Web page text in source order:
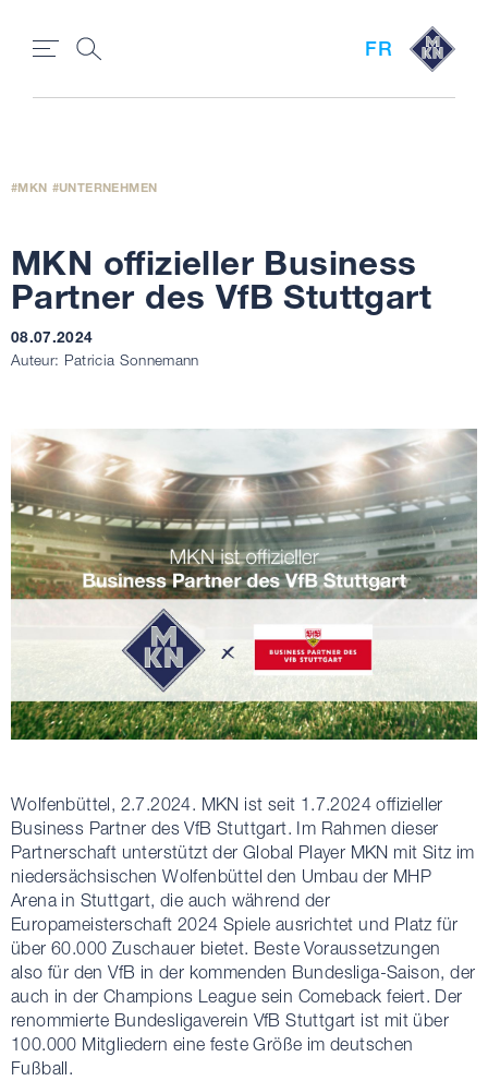
FR
MKN UNTERNEHMEN
MKN offizieller Business
Partner des VfB Stuttgart
08.07.2024
Auteur: Patricia Sonnemann
Wolfenbüttel, 2.7.2024. MKN ist seit 1.7.2024 offizieller
Business Partner des VfB Stuttgart. Im Rahmen dieser
Partnerschaft unterstützt der Global Player MKN mit Sitz im
niedersächsischen Wolfenbüttel den Umbau der MHP
Arena in Stuttgart, die auch während der
Europameisterschaft 2024 Spiele ausrichtet und Platz für
über 60.000 Zuschauer bietet. Beste Voraussetzungen
also für den VfB in der kommenden Bundesliga-Saison, der
auch in der Champions League sein Comeback feiert. Der
renommierte Bundesligaverein VfB Stuttgart ist mit über
100.000 Mitgliedern eine feste Größe im deutschen
Fußball.